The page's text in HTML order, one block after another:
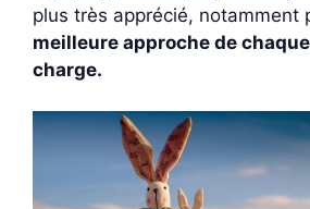
plus très apprécié, notamment
meilleure approche de
charge.